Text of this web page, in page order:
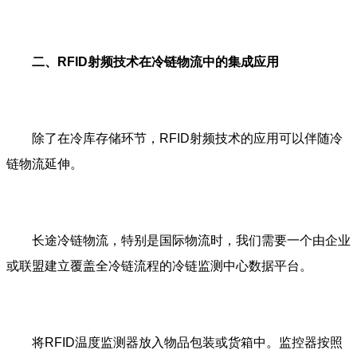
二、RFID射频技术在冷链物流中的集成应用
除了在冷库存储环节，RFID射频技术的应用可以伴随冷
链物流延伸。
长途冷链物流，特别是国际物流时，我们需要一个由企业
或联盟建立覆盖全冷链流程的冷链监测中心数据平台。
将RFID温度监测器放入物品包装或货箱中。监控器按照